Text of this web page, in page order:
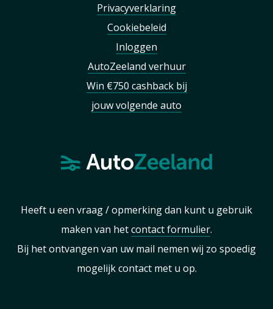
Privacyverklaring
Cookiebeleid
Inloggen
AutoZeeland verhuur
Win €750 cashback bij
jouw volgende auto
Heeft u een vraag / opmerking dan kunt u gebruik
maken van hetcontact formulier.
Bij het ontvangen van uw mail nemen wij zo spoedig
mogelijk contact met u op.